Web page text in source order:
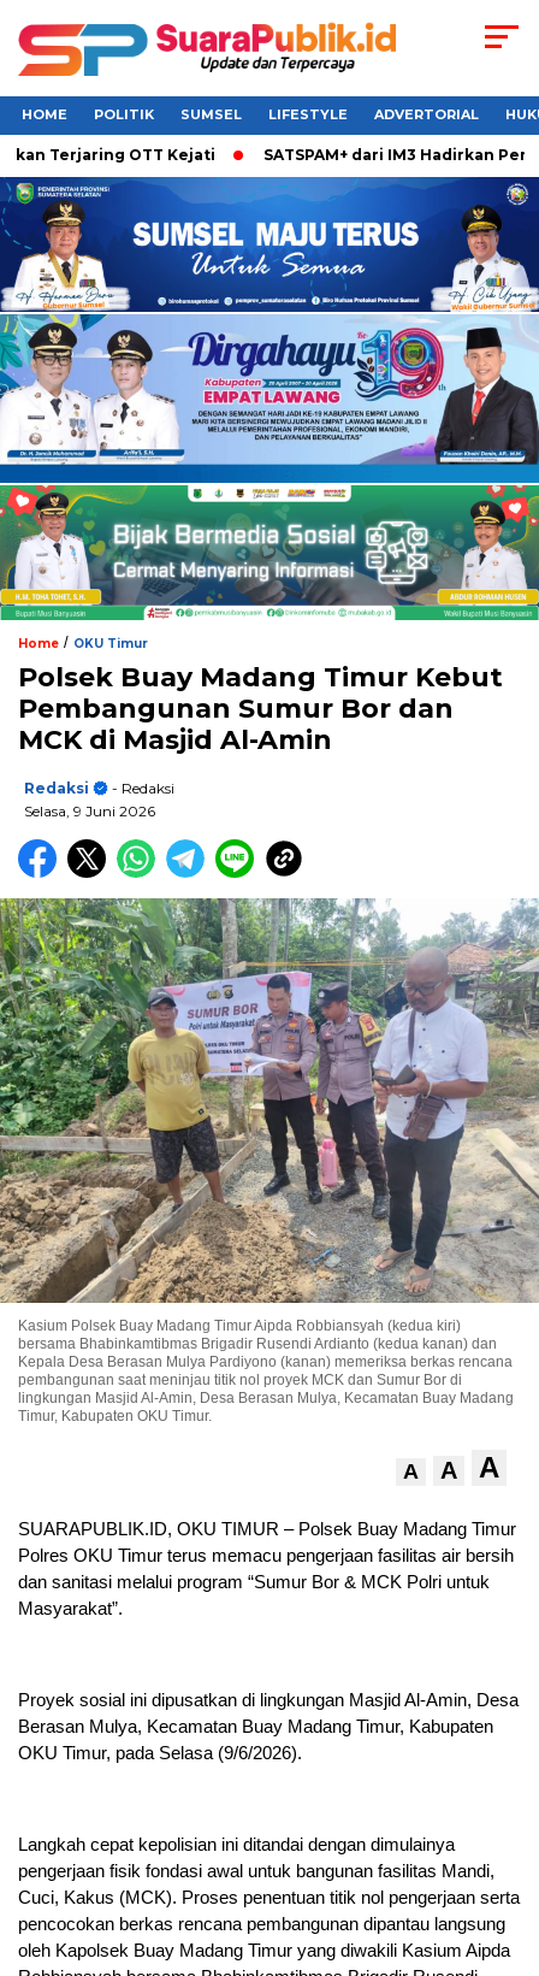
HOME POLITIK SUMSEL LIFESTYLE ADVERTORIAL
OTT Kejati SATSPAM+ dari IM3 Hadirkan
Home / OKU Timur
Polsek Buay Madang Timur Kebut
Pembangunan Sumur Bor dan
MCK di Masjid Al-Amin
Redaksi
- Redaksi
Selasa, 9 Juni 2026
Kasium Polsek Buay Madang Timur Aipda Robbiansyah (kedua kiri)
bersama Bhabinkamtibmas Brigadir Rusendi Ardianto (kedua kanan) dan
Kepala Desa Berasan Mulya Pardiyono (kanan) memeriksa berkas rencana
pembangunan saat meninjau titik nol proyek MCK dan Sumur Bor di
lingkungan Masjid Al-Amin, Desa Berasan Mulya, Kecamatan Buay Madang
Timur, Kabupaten OKU Timur.
A A A
SUARAPUBLIK.ID, OKU TIMUR – Polsek Buay Madang Timur
Polres OKU Timur terus memacu pengerjaan fasilitas air bersih
dan sanitasi melalui program “Sumur Bor & MCK Polri untuk
Masyarakat”.
Proyek sosial ini dipusatkan di lingkungan Masjid Al-Amin, Desa
Berasan Mulya, Kecamatan Buay Madang Timur, Kabupaten
OKU Timur, pada Selasa (9/6/2026).
Langkah cepat kepolisian ini ditandai dengan dimulainya
pengerjaan fisik fondasi awal untuk bangunan fasilitas Mandi,
Cuci, Kakus (MCK). Proses penentuan titik nol pengerjaan serta
pencocokan berkas rencana pembangunan dipantau langsung
oleh Kapolsek Buay Madang Timur yang diwakili Kasium Aipda